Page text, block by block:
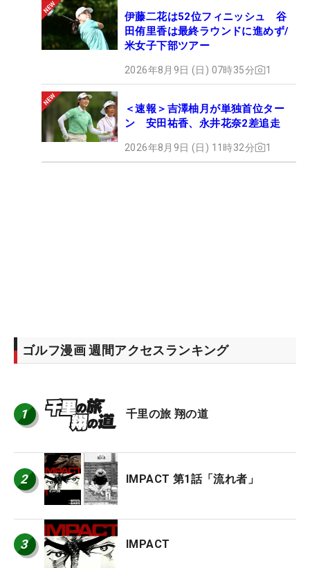
伊藤二花は52位フィニッシュ 谷
田侑里香は最終ラウンドに進めず/
米女子下部ツアー
2026年8月9日 (日) 07時35分 1
＜速報＞吉澤柚月が単独首位ター
ン 安田祐香、永井花奈2差追走
2026年8月9日 (日) 11時32分 1
ゴルフ漫画 週間アクセスランキング
1 千里の旅 翔の道
2 IMPACT 第1話「流れ者」
3 IMPACT